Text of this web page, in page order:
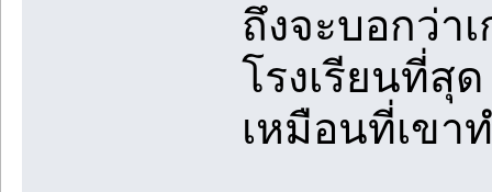
ถึงจะบอกว่า
โรงเรียนที่สุ
เหมือนที่เขา